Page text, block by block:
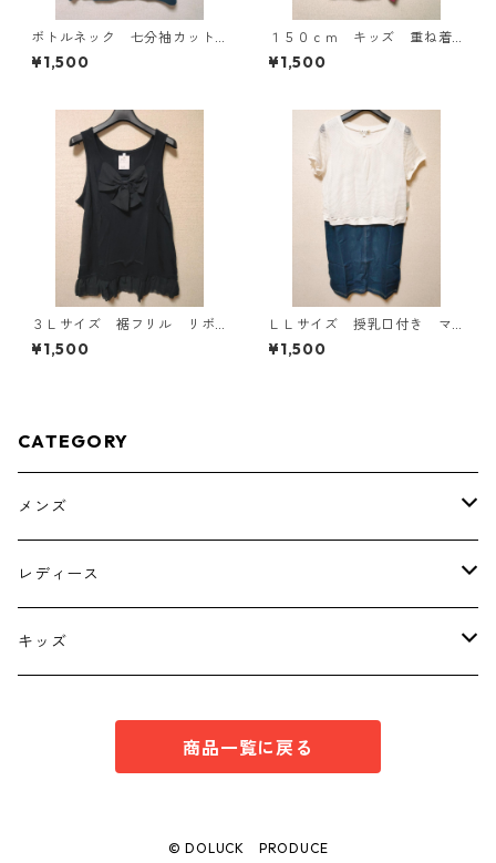
ボトルネック 七分袖カット
ソー ４Ｌ ティールグリー
ン KAE-4815
¥1,500
１５０ｃｍ キッズ 重ね着
風ドルマントップス マゼン
タ KAE-4791
¥1,500
３Ｌサイズ 裾フリル リボ
ン付きタンクトップ ブラッ
ク KAE-4788
¥1,500
ＬＬサイズ 授乳口付き マ
タニティ ドッキングワンピ
ース ホワイト×ブルー KAE
¥1,500
CATEGORY
メンズ
トップス
ボトムス
レディース
トップス
キッズ
商品一覧に戻る
© DOLUCK PRODUCE